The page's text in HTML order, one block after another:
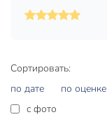
Сортировать:
по дате
по оценке
c фото